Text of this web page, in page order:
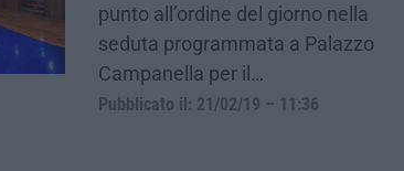
punto all’ordine del giorno nella
seduta programmata a Palazzo
Campanella per il…
Pubblicato il: 21/02/19 – 11:36